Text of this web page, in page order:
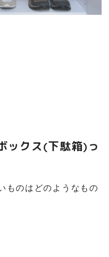
ックス(下駄箱)っ
ものはどのようなもの